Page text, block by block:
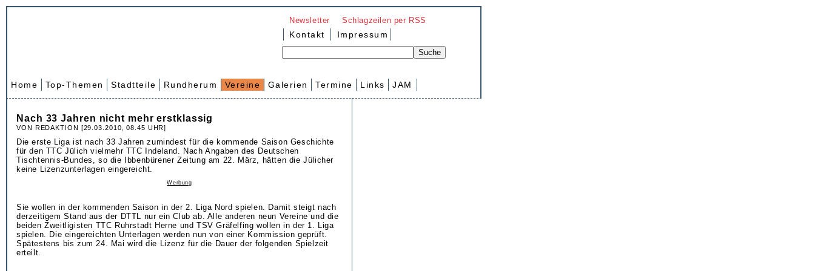
Newsletter Schlagzeilen per RSS
Kontakt Impressum
Home Top-Themen Stadtteile Rundherum Vereine Galerien Termine Links JAM
Nach 33 Jahren nicht mehr erstklassig
VON REDAKTION [29.03.2010, 08.45 UHR]
Die erste Liga ist nach 33 Jahren zumindest für die kommende Saison Geschichte
für den TTC Jülich vielmehr TTC Indeland. Nach Angaben des Deutschen
Tischtennis-Bundes, so die Ibbenbürener Zeitung am 22. März, hätten die Jülicher
keine Lizenzunterlagen eingereicht.
Werbung
Sie wollen in der kommenden Saison in der 2. Liga Nord spielen. Damit steigt nach
derzeitigem Stand aus der DTTL nur ein Club ab. Alle anderen neun Vereine und die
beiden Zweitligisten TTC Ruhrstadt Herne und TSV Gräfelfing wollen in der 1. Liga
spielen. Die eingereichten Unterlagen werden nun von einer Kommission geprüft.
Spätestens bis zum 24. Mai wird die Lizenz für die Dauer der folgenden Spielzeit
erteilt.